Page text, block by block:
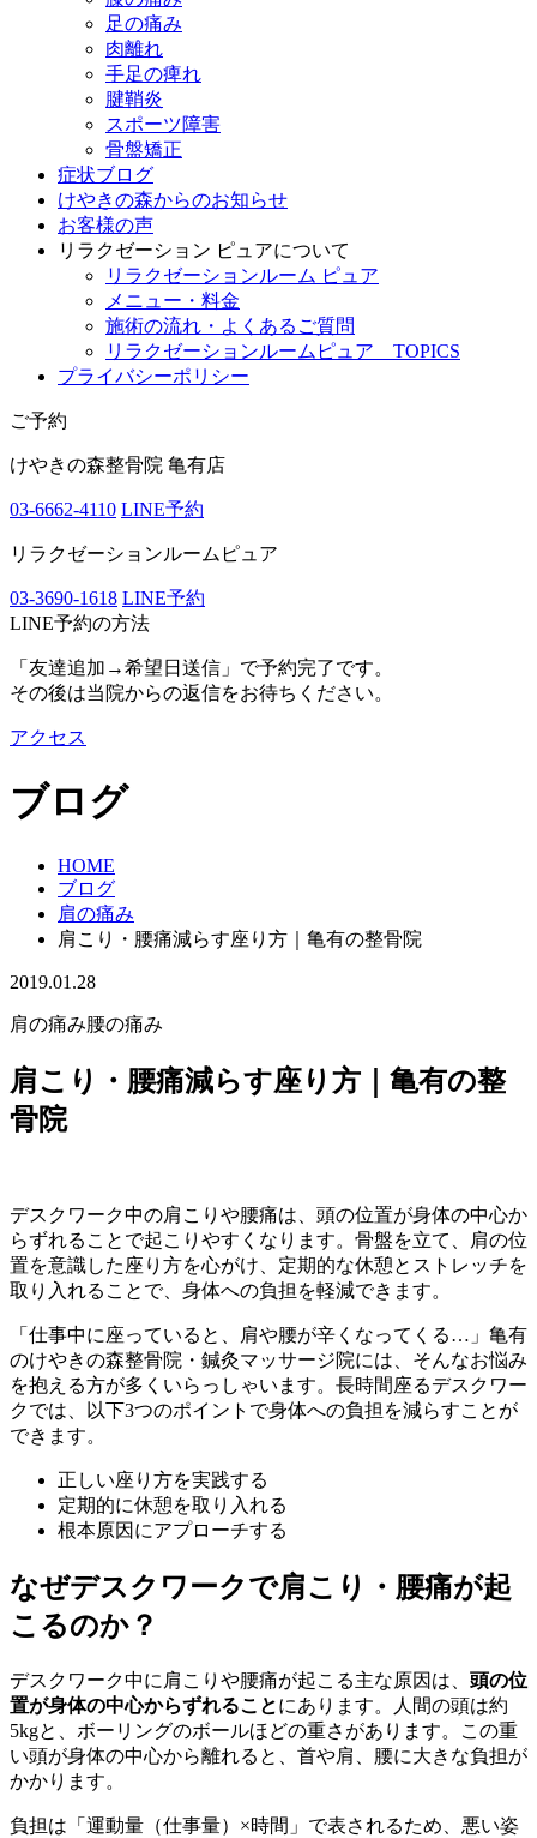
足の痛み
肉離れ
手足の痺れ
腱鞘炎
スポーツ障害
骨盤矯正
症状ブログ
けやきの森からのお知らせ
お客様の声
リラクゼーション ピュアについて
リラクゼーションルーム ピュア
メニュー・料金
施術の流れ・よくあるご質問
リラクゼーションルームピュア TOPICS
プライバシーポリシー
ご予約
けやきの森整骨院 亀有店
03-6662-4110 LINE予約
リラクゼーションルームピュア
03-3690-1618 LINE予約
LINE予約の方法
「友達追加→希望日送信」で予約完了です。
その後は当院からの返信をお待ちください。
アクセス
ブログ
HOME
ブログ
肩の痛み
肩こり・腰痛減らす座り方｜亀有の整骨院
2019.01.28
肩の痛み腰の痛み
肩こり・腰痛減らす座り方｜亀有の整
骨院
デスクワーク中の肩こりや腰痛は、頭の位置が身体の中心か
らずれることで起こりやすくなります。骨盤を立て、肩の位
置を意識した座り方を心がけ、定期的な休憩とストレッチを
取り入れることで、身体への負担を軽減できます。
「仕事中に座っていると、肩や腰が辛くなってくる…」亀有
のけやきの森整骨院・鍼灸マッサージ院には、そんなお悩み
を抱える方が多くいらっしゃいます。長時間座るデスクワー
クでは、以下3つのポイントで身体への負担を減らすことが
できます。
正しい座り方を実践する
定期的に休憩を取り入れる
根本原因にアプローチする
なぜデスクワークで肩こり・腰痛が起
こるのか？
デスクワーク中に肩こりや腰痛が起こる主な原因は、 頭の位
置が身体の中心からずれることにあります。人間の頭は約
5kgと、ボーリングのボールほどの重さがあります。この重
い頭が身体の中心から離れると、首や肩、腰に大きな負担が
かかります。
負担は「運動量（仕事量）×時間」で表されるため、悪い姿